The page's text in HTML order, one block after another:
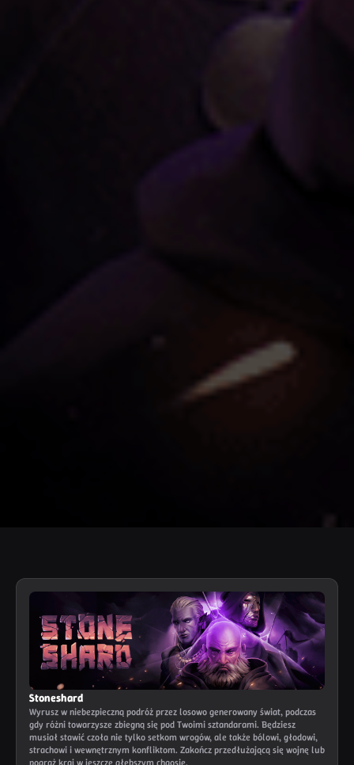
Stoneshard
Wyrusz w niebezpieczną podróż przez losowo generowany świat, podczas
gdy różni towarzysze zbiegną się pod Twoimi sztandarami. Będziesz
musiał stawić czoła nie tylko setkom wrogów, ale także bólowi, głodowi,
strachowi i wewnętrznym konfliktom. Zakończ przedłużającą się wojnę lub